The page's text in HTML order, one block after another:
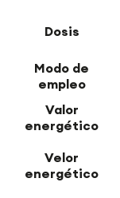
Dosis
Modo de
empleo
Valor
energético
Velor
energético